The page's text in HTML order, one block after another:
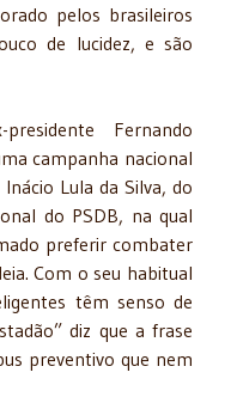
pelos brasileiros
de lucidez, e são
Fernando
campanha nacional
Lula da Silva, do
do PSDB, na qual
preferir combater
Com o seu habitual
têm senso de
diz que a frase
preventivo que nem